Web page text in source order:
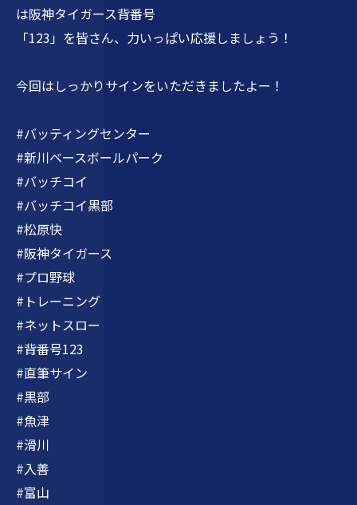
は阪神タイガース背番号
「123」を皆さん、力いっぱい応援しましょう！
今回はしっかりサインをいただきましたよー！
#バッティングセンター
#新川ベースボールパーク
#バッチコイ
#バッチコイ黒部
#松原快
#阪神タイガース
#プロ野球
#トレーニング
#ネットスロー
#背番号123
#直筆サイン
#黒部
#魚津
#滑川
#入善
#富山